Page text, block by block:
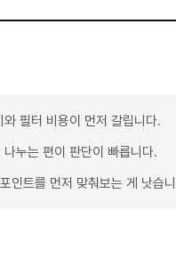
필터 비용이 먼저 갈립니다.
누는 편이 판단이 빠릅니다.
인트를 먼저 맞춰보는 게 낫습